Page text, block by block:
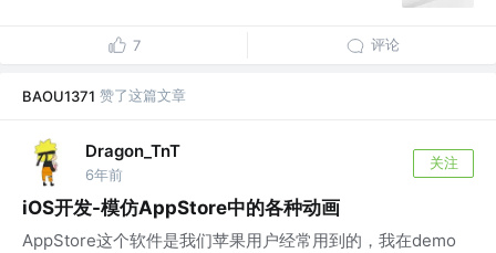
7 评论
BAOU1371 赞了这篇文章
Dragon_TnT
6年前
关注
iOS开发-模仿AppStore中的各种动画
AppStore这个软件是我们苹果用户经常用到的，我在demo